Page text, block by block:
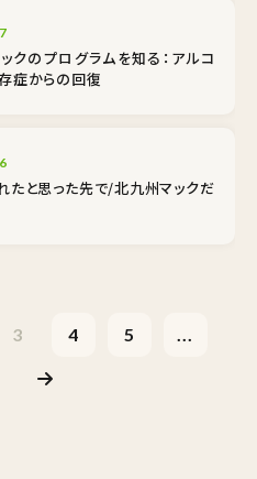
クのプログラムを知る：アルコ
症からの回復
たと思った先で/北九州マックだ
3 4 5 ...